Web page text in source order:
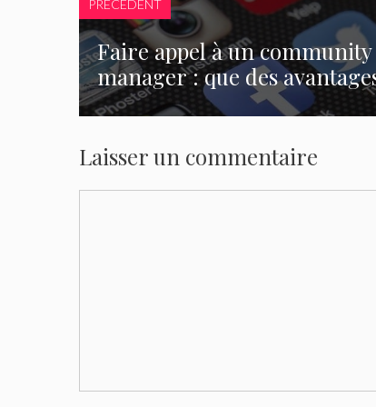
PRÉCÉDENT
Faire appel à un community
manager : que des
Laisser un commentaire